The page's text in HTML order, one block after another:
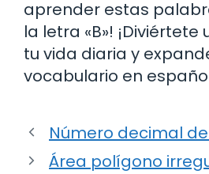
aprender estas
la letra «B»!
tu vida diaria y
vocabulario en
Número decimal de
Área polígono